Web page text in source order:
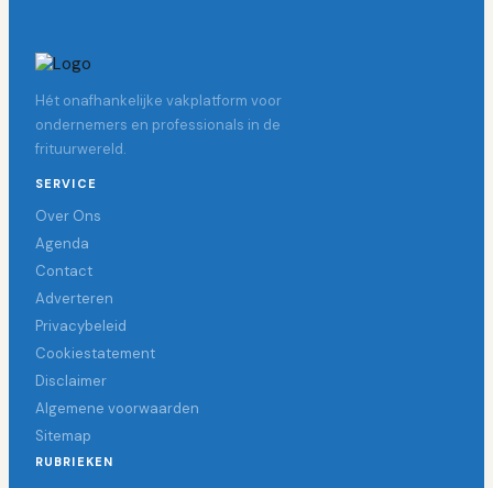
Hét onafhankelijke vakplatform voor
ondernemers en professionals in de
frituurwereld.
SERVICE
Over Ons
Agenda
Contact
Adverteren
Privacybeleid
Cookiestatement
Disclaimer
Algemene voorwaarden
Sitemap
RUBRIEKEN